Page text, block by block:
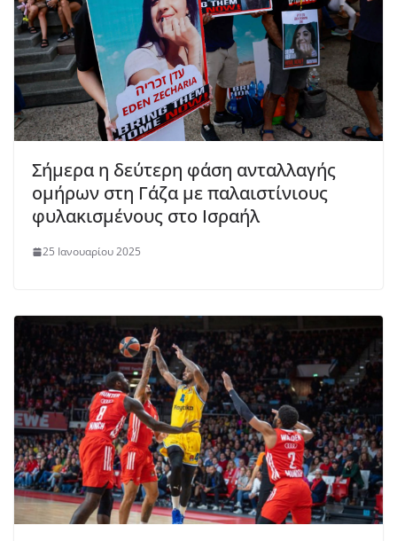
Σήμερα η δεύτερη φάση ανταλλαγής
ομήρων στη Γάζα με παλαιστίνιους
φυλακισμένους στο Ισραήλ
25 Ιανουαρίου 2025